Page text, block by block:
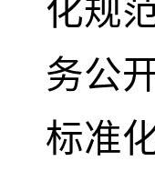
化规
务公
标准